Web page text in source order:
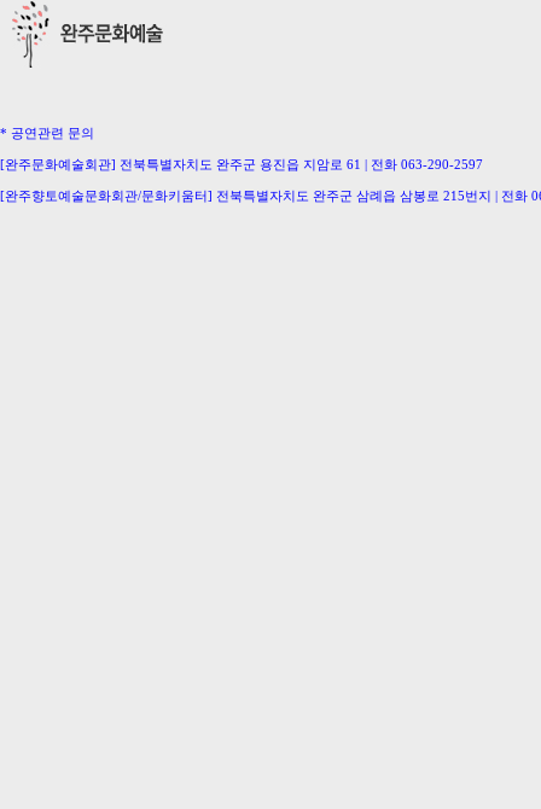
* 공연관련 문의
[완주문화예술회관] 전북특별자치도 완주군 용진읍 지암로 61 | 전화 063-290-2597
[완주향토예술문화회관/문화키움터] 전북특별자치도 완주군 삼례읍 삼봉로 215번지 | 전화